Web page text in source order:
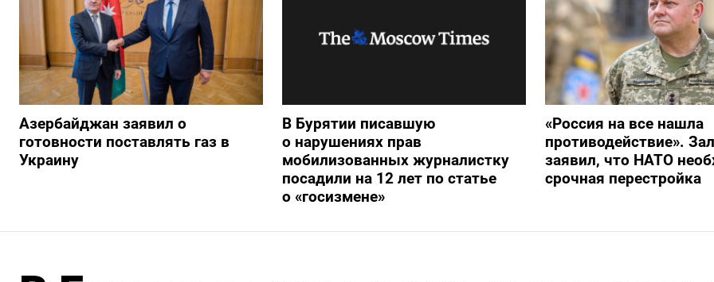
Азербайджан заявил о
готовности поставлять газ в
Украину
В Бурятии писавшую
о нарушениях прав
мобилизованных журналистку
посадили на 12 лет по статье
о «госизмене»
«Россия на все нашла
противодействие».
заявил, что НАТО
срочная перестройка